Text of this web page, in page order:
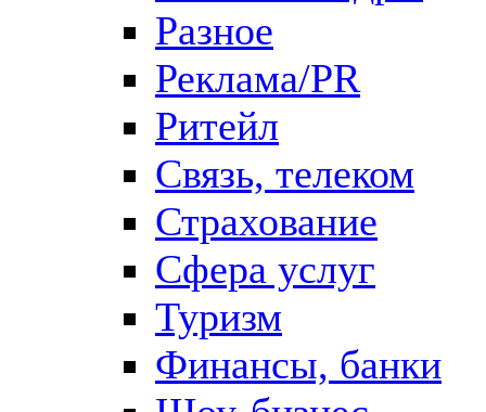
Разное
Реклама/PR
Ритейл
Связь, телеком
Страхование
Сфера услуг
Туризм
Финансы, банки